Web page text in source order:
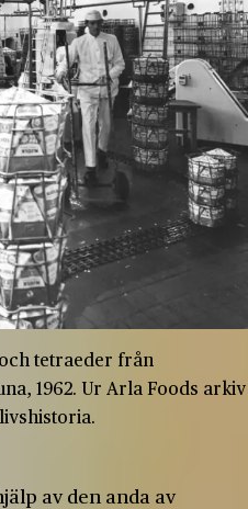
tetraeder från
1962. Ur Arla Foods arkiv
av den anda av